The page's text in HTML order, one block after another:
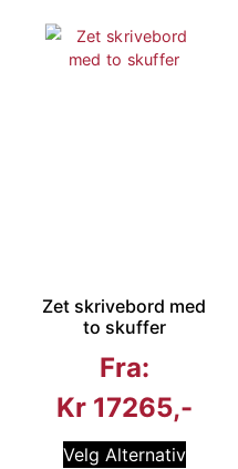
Zet skrivebord med
to skuffer
Fra:
Kr17265
Velg Alternativ